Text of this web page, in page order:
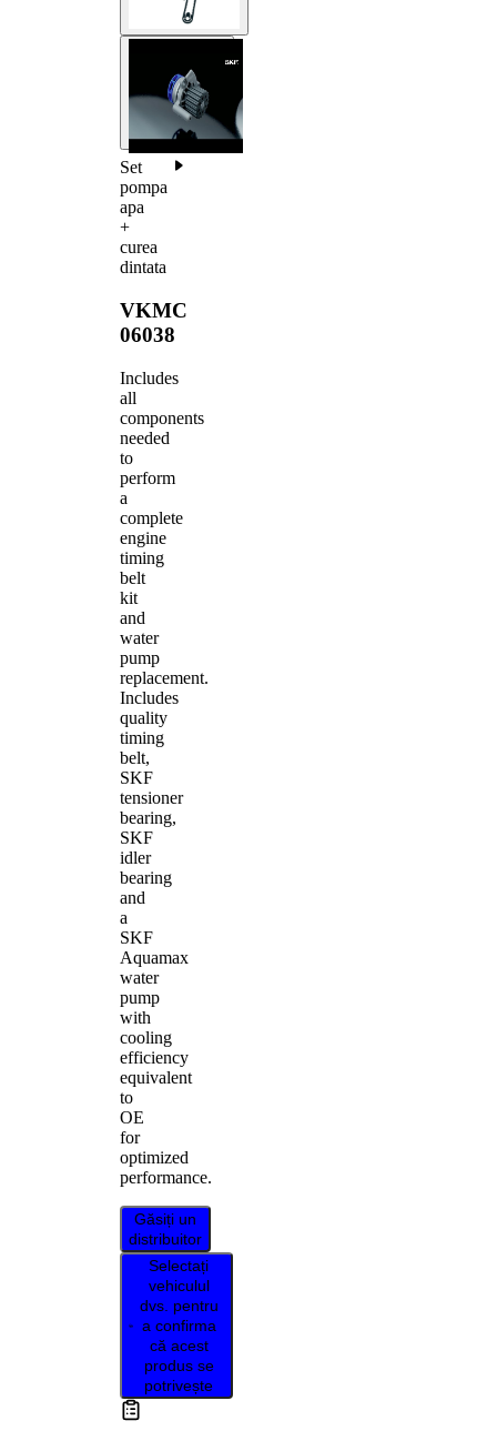
Set
pompa
apa
+
curea
dintata
VKMC
06038
Includes
all
components
needed
to
perform
a
complete
engine
timing
belt
kit
and
water
pump
replacement.
Includes
quality
timing
belt,
SKF
tensioner
bearing,
SKF
idler
bearing
and
a
SKF
Aquamax
water
pump
with
cooling
efficiency
equivalent
to
OE
for
optimized
performance.
Găsiți un
distribuitor
Selectați
vehiculul
dvs. pentru
a confirma
că acest
produs se
potrivește